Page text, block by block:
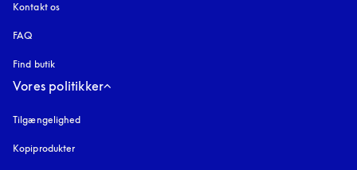
Kontakt os
FAQ
Find butik
Vores politikker
Tilgængelighed
Kopiprodukter